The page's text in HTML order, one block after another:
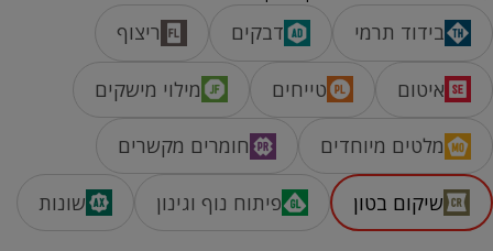
בידוד תרמי דבקים ריצוף
איטום טייחים מילוי מישקים
מלטים מיוחדים חומרים מקשרים
שיקום בטון פיתוח נוף וגינון שונות